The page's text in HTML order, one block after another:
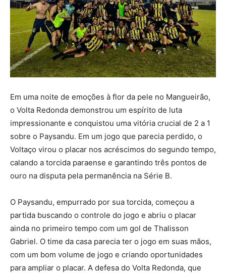
Em uma noite de emoções à flor da pele no Mangueirão,
o Volta Redonda demonstrou um espírito de luta
impressionante e conquistou uma vitória crucial de 2 a 1
sobre o Paysandu. Em um jogo que parecia perdido, o
Voltaço virou o placar nos acréscimos do segundo tempo,
calando a torcida paraense e garantindo três pontos de
ouro na disputa pela permanência na Série B.
​O Paysandu, empurrado por sua torcida, começou a
partida buscando o controle do jogo e abriu o placar
ainda no primeiro tempo com um gol de Thalisson
Gabriel. O time da casa parecia ter o jogo em suas mãos,
com um bom volume de jogo e criando oportunidades
para ampliar o placar. A defesa do Volta Redonda, que